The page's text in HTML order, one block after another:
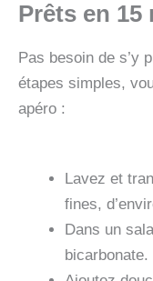
Prêts en
Pas besoin de s’y
étapes simples,
apéro :
Lavez et
fines,
Dans un
bicarbonate.